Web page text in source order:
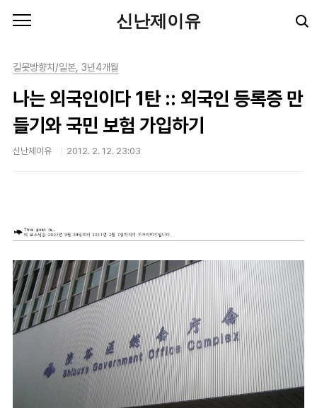
신난제이유
길못방향치/일본, 3년4개월
나는 외국인이다 1탄 :: 외국인 등록증 만
들기와 국민 보험 가입하기
신난제이유 2012. 2. 12. 23:03